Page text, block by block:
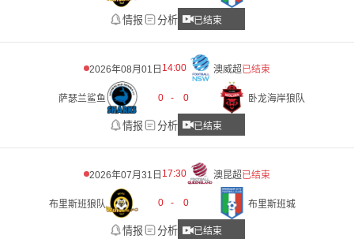
情报 分析 已结束
2026年08月01日 14:00 澳威超已结束
萨瑟兰鲨鱼 0 - 0 卧龙海岸狼队
情报 分析 已结束
2026年07月31日 17:30 澳昆超已结束
布里斯班狼队 0 - 0 布里斯班城
情报 分析 已结束